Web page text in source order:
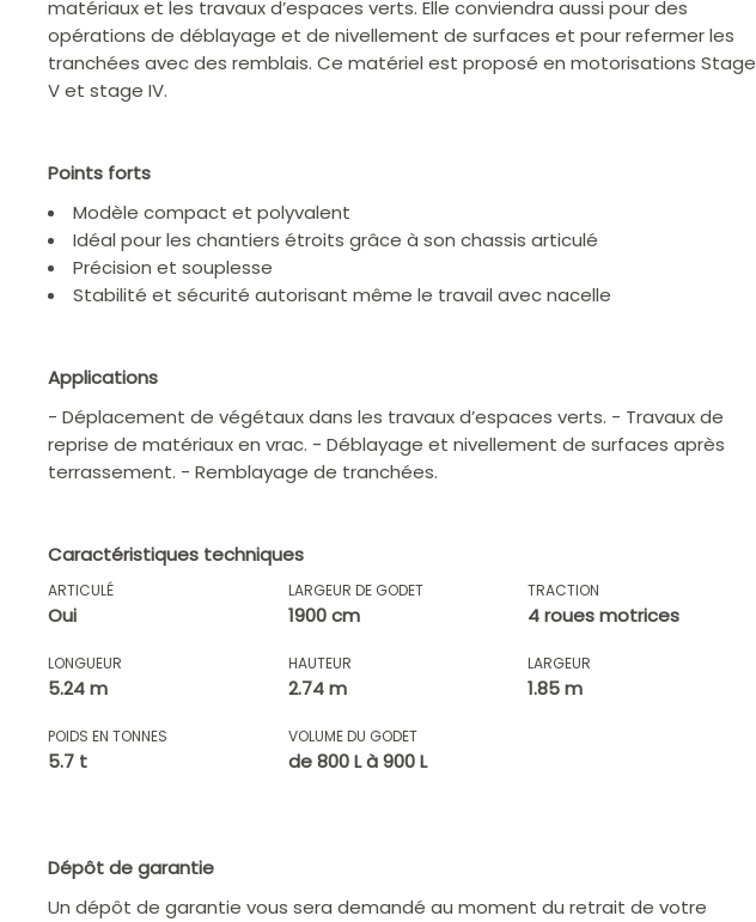
matériaux et les travaux d’espaces verts. Elle conviendra aussi pour des
opérations de déblayage et de nivellement de surfaces et pour refermer les
tranchées avec des remblais. Ce matériel est proposé en motorisations Stage
V et stage IV.
Points forts
Modèle compact et polyvalent
Idéal pour les chantiers étroits grâce à son chassis articulé
Précision et souplesse
Stabilité et sécurité autorisant même le travail avec nacelle
Applications
- Déplacement de végétaux dans les travaux d’espaces verts. - Travaux de
reprise de matériaux en vrac. - Déblayage et nivellement de surfaces après
terrassement. - Remblayage de tranchées.
Caractéristiques techniques
ARTICULÉ
Oui
LARGEUR DE GODET
1900 cm
TRACTION
4 roues motrices
LONGUEUR
5.24 m
HAUTEUR
2.74 m
LARGEUR
1.85 m
POIDS EN TONNES
5.7 t
VOLUME DU GODET
de 800 L à 900 L
Dépôt de garantie
Un dépôt de garantie vous sera demandé au moment du retrait de votre